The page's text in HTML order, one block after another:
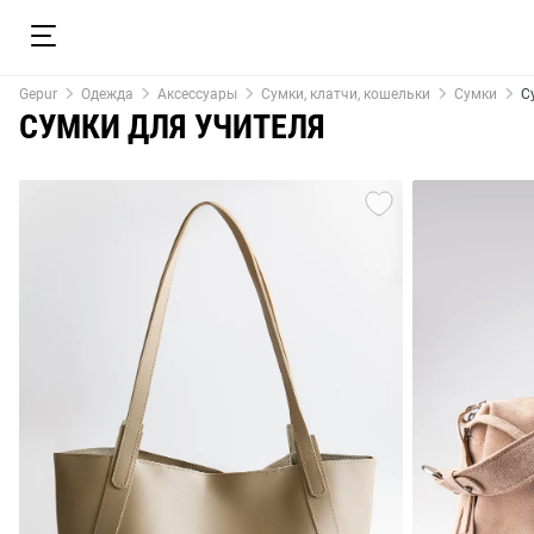
Gepur Одежда Аксессуары Сумки, клатчи, кошельки Сумки
СУМКИ ДЛЯ УЧИТЕЛЯ